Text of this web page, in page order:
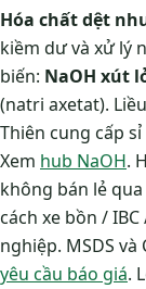
Hóa chất dệt
kiềm dư và xử lý
biến: NaOH xút
(natri axetat).
Thiên cung cấp
Xem hub NaOH.
không bán lẻ
cách xe bồn /
nghiệp. MSDS và
yêu cầu báo giá.